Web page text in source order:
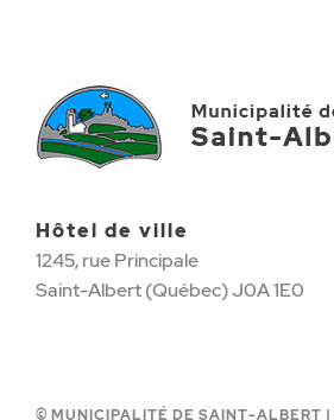
Hôtel de ville
1245, rue Principale
Saint-Albert (Québec) J0A 1E0
© MUNICIPALITÉ DE SAINT-ALBERT |